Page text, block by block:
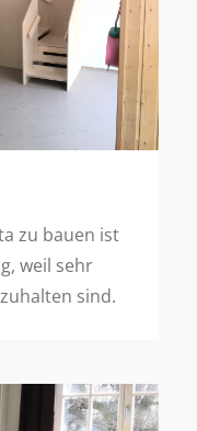
zu bauen ist
weil sehr
sind.